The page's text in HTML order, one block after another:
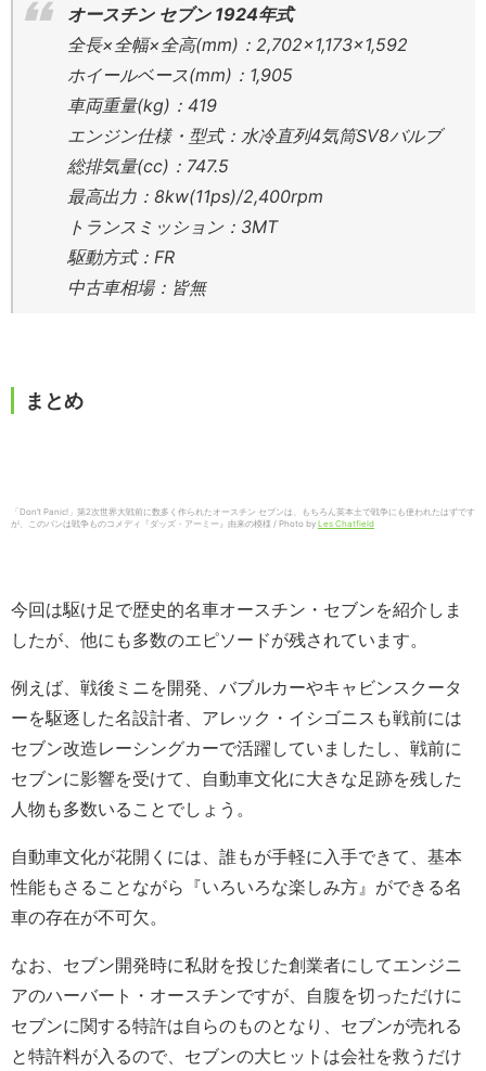
オースチン セブン 1924年式
全長×全幅×全高(mm)：2,702×1,173×1,592
ホイールベース(mm)：1,905
車両重量(kg)：419
エンジン仕様・型式：水冷直列4気筒SV8バルブ
総排気量(cc)：747.5
最高出力：8kw(11ps)/2,400rpm
トランスミッション：3MT
駆動方式：FR
中古車相場：皆無
まとめ
「Don’t Panic!」第2次世界大戦前に数多く作られたオースチン セブンは、もちろん英本土で戦争にも使われたはずです
が、このバンは戦争ものコメディ『ダッズ・アーミー』由来の模様 / Photo by Les Chatfield
今回は駆け足で歴史的名車オースチン・セブンを紹介しま
したが、他にも多数のエピソードが残されています。
例えば、戦後ミニを開発、バブルカーやキャビンスクータ
ーを駆逐した名設計者、アレック・イシゴニスも戦前には
セブン改造レーシングカーで活躍していましたし、戦前に
セブンに影響を受けて、自動車文化に大きな足跡を残した
人物も多数いることでしょう。
自動車文化が花開くには、誰もが手軽に入手できて、基本
性能もさることながら『いろいろな楽しみ方』ができる名
車の存在が不可欠。
なお、セブン開発時に私財を投じた創業者にしてエンジニ
アのハーバート・オースチンですが、自腹を切っただけに
セブンに関する特許は自らのものとなり、セブンが売れる
と特許料が入るので、セブンの大ヒットは会社を救うだけ